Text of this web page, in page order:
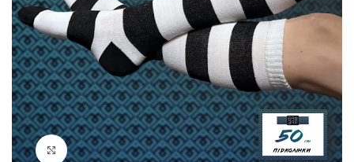
Натисніть, щоб збільшити